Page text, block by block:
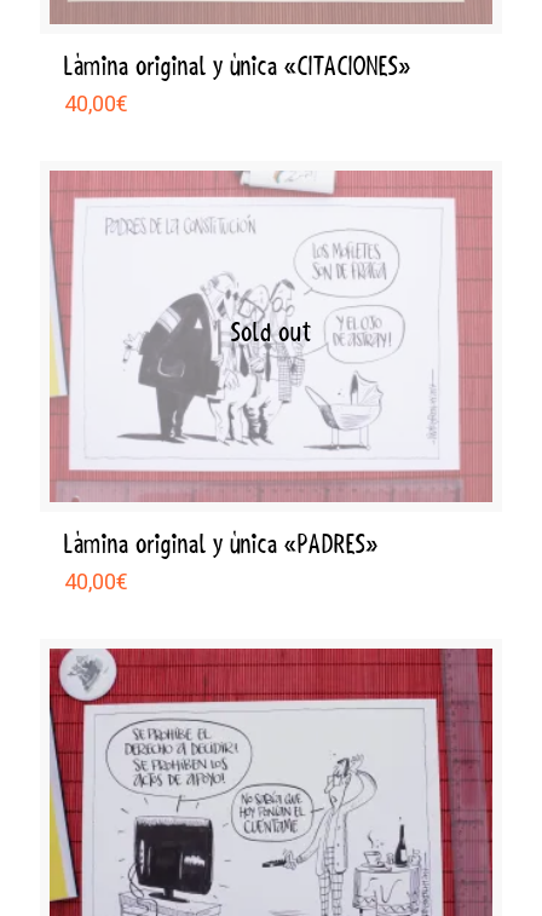
Lámina original y única «CITACIONES»
40,00€
Sold out
Lámina original y única «PADRES»
40,00€